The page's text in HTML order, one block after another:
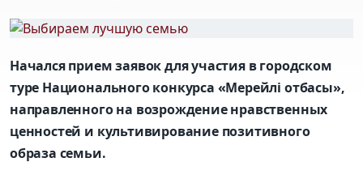
Начался прием заявок для участия в городском
туре Национального конкурса «Мерейлі отбасы»,
направленного на возрождение нравственных
ценностей и культивирование позитивного
образа семьи.